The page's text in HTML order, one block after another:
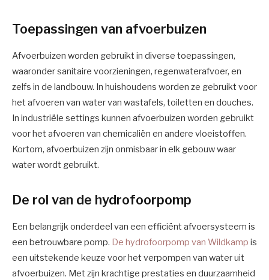
Toepassingen van afvoerbuizen
Afvoerbuizen worden gebruikt in diverse toepassingen,
waaronder sanitaire voorzieningen, regenwaterafvoer, en
zelfs in de landbouw. In huishoudens worden ze gebruikt voor
het afvoeren van water van wastafels, toiletten en douches.
In industriële settings kunnen afvoerbuizen worden gebruikt
voor het afvoeren van chemicaliën en andere vloeistoffen.
Kortom, afvoerbuizen zijn onmisbaar in elk gebouw waar
water wordt gebruikt.
De rol van de hydrofoorpomp
Een belangrijk onderdeel van een efficiënt afvoersysteem is
een betrouwbare pomp. De hydrofoorpomp van Wildkamp is
een uitstekende keuze voor het verpompen van water uit
afvoerbuizen. Met zijn krachtige prestaties en duurzaamheid